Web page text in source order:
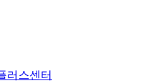
러스센터